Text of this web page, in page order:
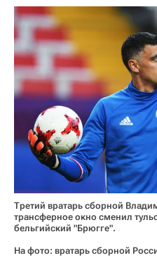
Третий вратарь сборной
трансферное окно сменил
бельгийский "Брюгге".
На фото: вратарь сборной